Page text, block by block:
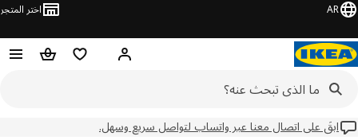
AR اختر المتجر
مرحباً! تسجيل الدخول
قائمه التسوقعربة التسوق
ابقَ على اتصال معنا عبر واتساب لتواصل سريع وسهل.